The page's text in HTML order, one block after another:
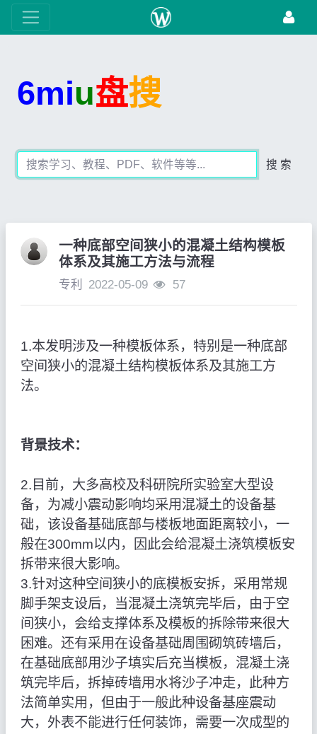
6miu盘搜
搜 索
一种底部空间狭小的混凝土结构模板
体系及其施工方法与流程
专利 2022-05-09 57
1.本发明涉及一种模板体系，特别是一种底部
空间狭小的混凝土结构模板体系及其施工方
法。
背景技术：
2.目前，大多高校及科研院所实验室大型设
备，为减小震动影响均采用混凝土的设备基
础，该设备基础底部与楼板地面距离较小，一
般在300mm以内，因此会给混凝土浇筑模板安
拆带来很大影响。
3.针对这种空间狭小的底模板安拆，采用常规
脚手架支设后，当混凝土浇筑完毕后，由于空
间狭小，会给支撑体系及模板的拆除带来很大
困难。还有采用在设备基础周围砌筑砖墙后，
在基础底部用沙子填实后充当模板，混凝土浇
筑完毕后，拆掉砖墙用水将沙子冲走，此种方
法简单实用，但由于一般此种设备基座震动
大，外表不能进行任何装饰，需要一次成型的